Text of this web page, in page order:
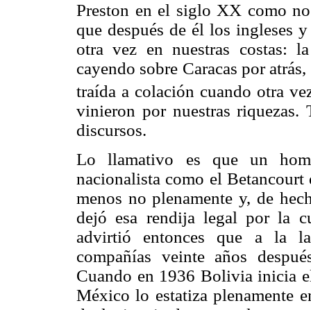
Preston en el siglo XX como
que después de él los ingleses
otra vez en nuestras costas:
cayendo sobre Caracas por
traída a colación cuando otra
vinieron por nuestras
discursos.
Lo llamativo es que un
nacionalista como el Betancourt
menos no plenamente y, de
dejó esa rendija legal por la
advirtió entonces que a la
compañías veinte años
Cuando en 1936 Bolivia inicia
México lo estatiza plenamente